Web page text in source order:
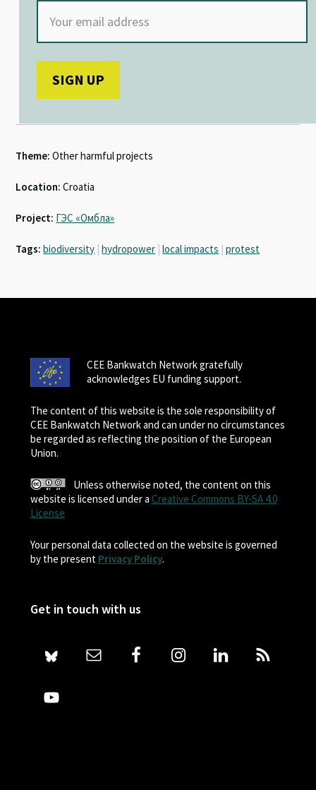
Theme: Other harmful projects
Location: Croatia
Project: ГЭС «Омбла»
Tags: biodiversity hydropower local impacts protest
CEE Bankwatch Network gratefully
acknowledges EU funding support.
The content of this website is the sole responsibility of
CEE Bankwatch Network and can under no circumstances
be regarded as reflecting the position of the European
Union.
Unless otherwise noted, the content on this
website is licensed under a Creative Commons BY-SA 4.0
License
Your personal data collected on the website is governed
by the present Privacy Policy.
Get in touch with us